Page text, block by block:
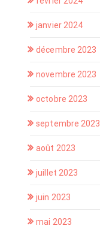
janvier 2024
décembre 2023
novembre 2023
octobre 2023
septembre 2023
août 2023
juillet 2023
juin 2023
mai 2023